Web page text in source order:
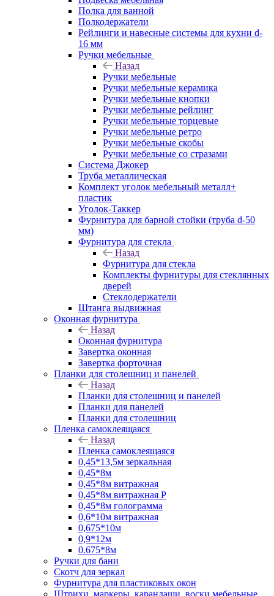
Полка для ванной
Полкодержатели
Рейлинги и навесные системы для кухни d-
16 мм
Ручки мебельные
Назад
Ручки мебельные
Ручки мебельные керамика
Ручки мебельные кнопки
Ручки мебельные рейлинг
Ручки мебельные торцевые
Ручки мебельные ретро
Ручки мебельные скобы
Ручки мебельные со стразами
Система Джокер
Труба металлическая
Комплект уголок мебельный металл+
пластик
Уголок-Таккер
Фурнитура для барной стойки (труба d-50
мм)
Фурнитура для стекла
Назад
Фурнитура для стекла
Комплекты фурнитуры для стеклянных
дверей
Стеклодержатели
Штанга выдвижная
Оконная фурнитура
Назад
Оконная фурнитура
Завертка оконная
Завертка форточная
Планки для столешниц и панелей
Назад
Планки для столешниц и панелей
Планки для панелей
Планки для столешниц
Пленка самоклеящаяся
Назад
Пленка самоклеящаяся
0,45*13,5м зеркальная
0,45*8м
0,45*8м витражная
0,45*8м витражная Р
0,45*8м голограмма
0,6*10м витражная
0,675*10м
0,9*12м
0.675*8м
Ручки для бани
Скотч для зеркал
Фурнитура для пластиковых окон
Штрихи, маркеры, карандаши, воски мебельные